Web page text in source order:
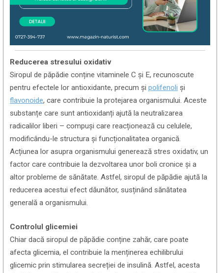
Reducerea stresului oxidativ
Siropul de păpădie conține vitaminele C și E, recunoscute
pentru efectele lor antioxidante, precum șipolifenoli și
flavonoide, care contribuie la protejarea organismului. Aceste
substanțe care sunt antioxidanți ajută la neutralizarea
radicalilor liberi – compuși care reacționează cu celulele,
modificându-le structura și funcționalitatea organică.
Acțiunea lor asupra organismului generează stres oxidativ, un
factor care contribuie la dezvoltarea unor boli cronice și a
altor probleme de sănătate. Astfel, siropul de păpădie ajută la
reducerea acestui efect dăunător, susținând sănătatea
generală a organismului.
Controlul glicemiei
Chiar dacă siropul de păpădie conține zahăr, care poate
afecta glicemia, el contribuie la menținerea echilibrului
glicemic prin stimularea secreției de insulină. Astfel, acesta